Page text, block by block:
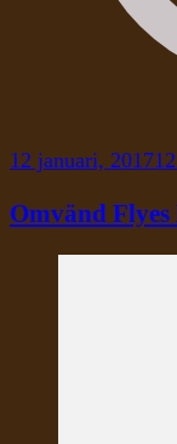
12 januari, 2017
Omvänd